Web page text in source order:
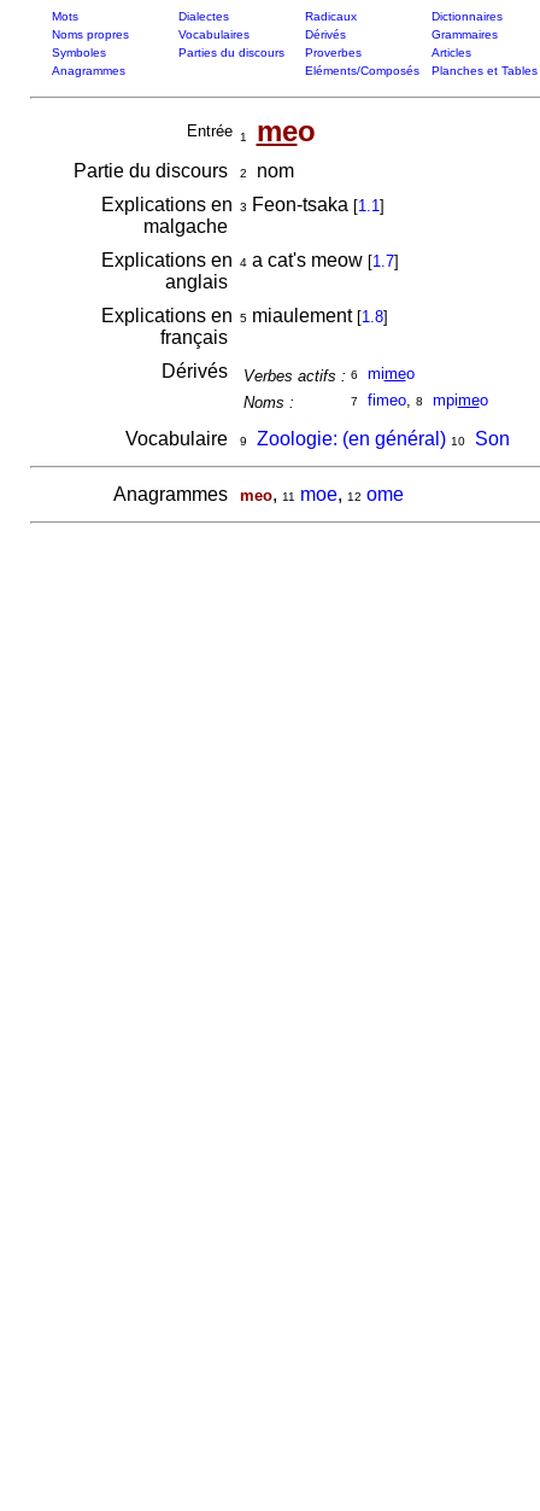
Mots Dialectes Radicaux
Dictionnaires
Noms propres
Vocabulaires Dérivés
Grammaires
Symboles
Parties du discours Proverbes
Articles
Anagrammes
Eléments/Composés Planches et Tables
Entrée 1 meo
Partie du discours 2
nom
Explications en
malgache
3 Feon-tsaka [1.1]
Explications en
anglais
4a cat's meow [1.7]
Explications en
français
5miaulement [1.8]
Dérivés Verbes actifs : 6 mimeo
Noms :
7 fimeo, 8 mpimeo
Vocabulaire 9 Zoologie: (en général) 10 Son
Anagrammes meo, 11 moe, 12 ome